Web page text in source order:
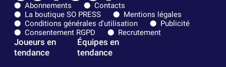
Abonnements
Contacts
La boutique SO PRESS
Mentions légales
Conditions générales d'utilisation
Publicité
Consentement RGPD
Recrutement
Joueurs en
tendance
Équipes en
tendance